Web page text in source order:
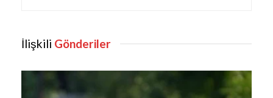
İlişkili Gönderiler